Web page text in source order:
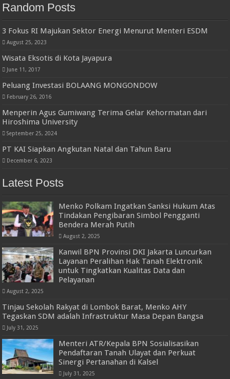
Random Posts
3 Fokus RI Majukan Sektor Energi Menurut Menteri ESDM
August 25, 2023
Wisata Eksotis di Kota Jayapura
June 11, 2017
Peluang Investasi BOLAANG MONGONDOW
February 26, 2016
Menperin Agus Gumiwang Terima Gelar Kehormatan dari
Hiroshima University
September 25, 2024
PT KAI Siapkan Angkutan Natal dan Tahun Baru
December 6, 2023
Latest Posts
Menko Polkam Ingatkan Sanksi Hukum Atas
Tindakan Pengibaran Simbol Pengganti
Bendera Merah Putih
August 2, 2025
Kanwil BPN Provinsi DKI Jakarta Luncurkan
Layanan Peralihan Hak Tanah Elektronik
untuk Tingkatkan Kualitas Data dan
Pelayanan
August 2, 2025
Tinjau Sekolah Rakyat di Lombok Barat, Menko AHY
Tegaskan SDM adalah Infrastruktur Masa Depan Bangsa
July 31, 2025
Menteri ATR/Kepala BPN Sosialisasikan
Pendaftaran Tanah Ulayat dan Perkuat
Sinergi Pertanahan di Kalsel
July 31, 2025